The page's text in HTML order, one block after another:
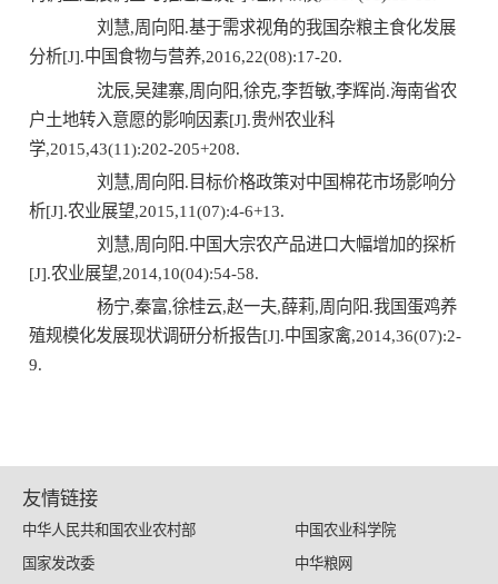
刘慧,周向阳.基于需求视角的我国杂粮主食化发展
分析[J].中国食物与营养,2016,22(08):17-20.
沈辰,吴建寨,周向阳,徐克,李哲敏,李辉尚.海南省农
户土地转入意愿的影响因素[J].贵州农业科
学,2015,43(11):202-205+208.
刘慧,周向阳.目标价格政策对中国棉花市场影响分
析[J].农业展望,2015,11(07):4-6+13.
刘慧,周向阳.中国大宗农产品进口大幅增加的探析
[J].农业展望,2014,10(04):54-58.
杨宁,秦富,徐桂云,赵一夫,薛莉,周向阳.我国蛋鸡养
殖规模化发展现状调研分析报告[J].中国家禽,2014,36(07):2-
9.
友情链接
中华人民共和国农业农村部
中国农业科学院
国家发改委
中华粮网